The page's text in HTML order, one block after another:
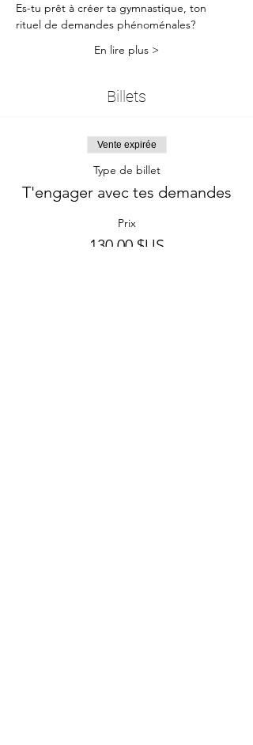
Es-tu prêt à créer ta gymnastique, ton
rituel de demandes phénoménales?
En lire plus >
Billets
Vente expirée
Type de billet
T'engager avec tes demandes
Prix
130.00 $US